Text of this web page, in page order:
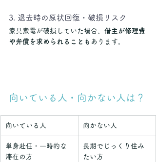
3. 退去時の原状回復・破損リスク
家具家電が破損していた場合、 借主が修理費
や弁償を求められることも あります。
向いている人・向かない人は？
向いている人 向かない人
単身赴任・一時的な
滞在の方
長期でじっくり住み
たい方